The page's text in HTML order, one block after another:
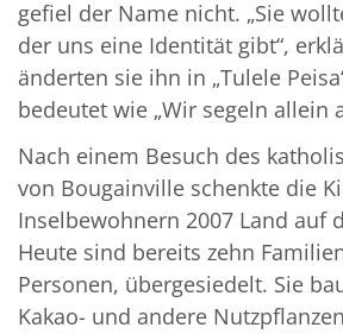
gefiel der Name nicht. „Sie
der uns eine Identität gibt“,
änderten sie ihn in „Tulele
bedeutet wie „Wir segeln allein
Nach einem Besuch des
von Bougainville schenkte die
Inselbewohnern 2007 Land auf
Heute sind bereits zehn
Personen, übergesiedelt. Sie
Kakao- und andere